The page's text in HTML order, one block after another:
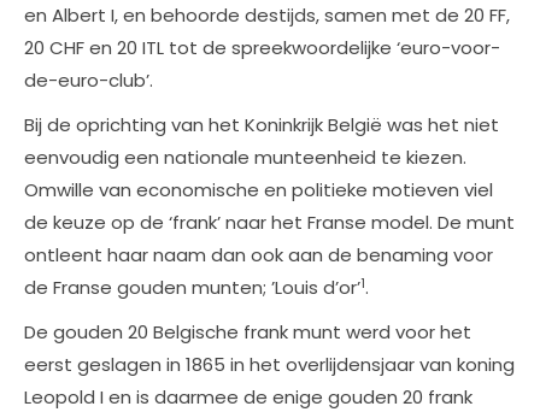
en Albert I, en behoorde destijds, samen met de 20 FF,
20 CHF en 20 ITL tot de spreekwoordelijke ‘euro-voor-
de-euro-club’.
Bij de oprichting van het Koninkrijk België was het niet
eenvoudig een nationale munteenheid te kiezen.
Omwille van economische en politieke motieven viel
de keuze op de ‘frank’ naar het Franse model. De munt
ontleent haar naam dan ook aan de benaming voor
de Franse gouden munten; ’Louis d’or’1.
De gouden 20 Belgische frank munt werd voor het
eerst geslagen in 1865 in het overlijdensjaar van koning
Leopold I en is daarmee de enige gouden 20 frank